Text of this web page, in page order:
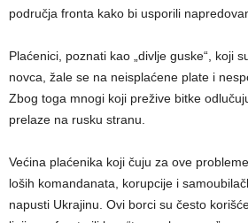
područja fronta kako bi usporili
Plaćenici, poznati kao „divlje guske“, koji
novca, žale se na neisplaćene plate i
Zbog toga mnogi koji prežive bitke
prelaze na rusku stranu.
Većina plaćenika koji čuju za ove
loših komandanata, korupcije i
napusti Ukrajinu. Ovi borci su često